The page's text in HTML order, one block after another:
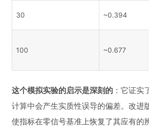
30 ~0.394
100 ~0.677
这个模拟实验的启示是深刻的 ：它证
计算中会产生实质性误导的偏差。改进
使指标在零信号基准上恢复了其应有的